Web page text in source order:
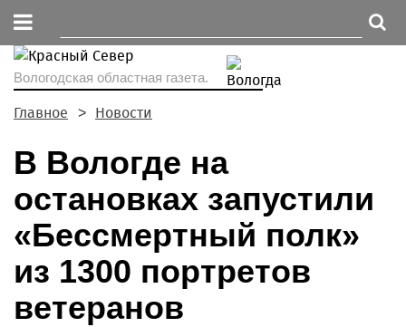
Вологодская областная газета.
Главное Новости
В Вологде на
остановках запустили
«Бессмертный полк»
из 1300 портретов
ветеранов